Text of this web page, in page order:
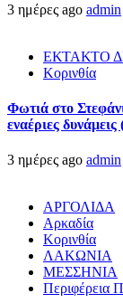
3 ημέρες ago admin
ΕΚΤΑΚΤΟ
Κορινθία
Φωτιά στο
εναέριες
3 ημέρες ago admin
ΑΡΓΟΛΙΔΑ
Αρκαδία
Κορινθία
ΛΑΚΩΝΙΑ
ΜΕΣΣΗΝΙΑ
Περιφέρεια